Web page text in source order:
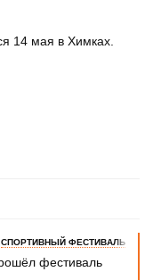
14 мая в Химках.
СПОРТИВНЫЙ ФЕСТИВАЛЬ
фестиваль